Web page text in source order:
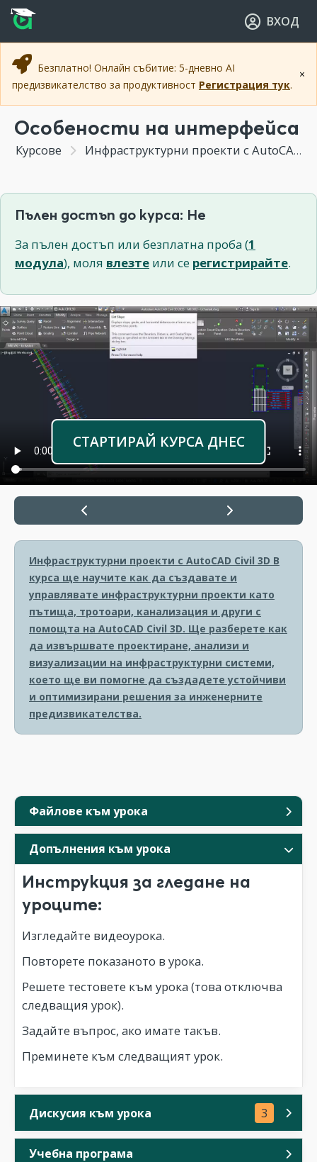
Прескочи към основното съдържание
Прескочи към навигацията
ВХОД
×
Безплатно! Онлайн събитие: 5-дневно AI
предизвикателство за продуктивност Регистрация тук.
Файлове към урока
Допълнения към урока
Инструкция за гледане на
уроците:
Изгледайте видеоурока.
Повторете показаното в урока.
Решете тестовете към урока (това отключва
следващия урок).
Задайте въпрос, ако имате такъв.
Преминете към следващият урок.
Дискусия към урока 3
Учебна програма
Особености на интерфейса
Курсове Инфраструктурни проекти с AutoCAD Civil 3D
Пълен достъп до курса: Не
За пълен достъп или безплатна проба (1
модула), моля влезте или се регистрирайте.
СТАРТИРАЙ КУРСА ДНЕС
Инфраструктурни проекти с AutoCAD Civil 3D В
курса ще научите как да създавате и
управлявате инфраструктурни проекти като
пътища, тротоари, канализация и други с
помощта на AutoCAD Civil 3D. Ще разберете как
да извършвате проектиране, анализи и
визуализации на инфраструктурни системи,
което ще ви помогне да създадете устойчиви
и оптимизирани решения за инженерните
предизвикателства.